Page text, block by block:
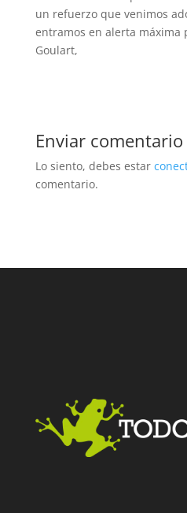
un refuerzo que venimos
entramos en alerta máxima
Goulart,
Enviar comentario
Lo siento, debes estar
comentario.
Facebook